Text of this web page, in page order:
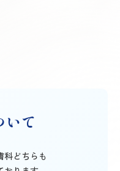
いて
科どちらも